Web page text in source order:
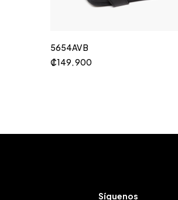
5654AV B
₡149, 900
Síguenos